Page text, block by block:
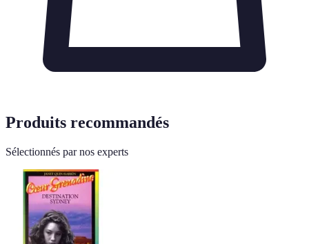
Produits recommandés
Sélectionnés par nos experts